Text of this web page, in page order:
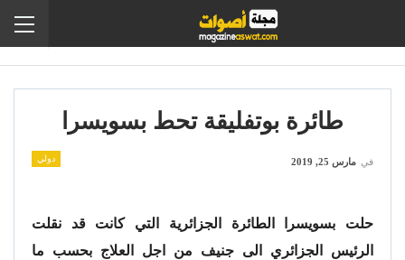
طائرة بوتفليقة تحط بسويسرا
دولي في مارس 25, 2019
حلت بسويسرا الطائرة الجزائرية التي كانت قد نقلت
الرئيس الجزائري الى جنيف من اجل العلاج بحسب ما